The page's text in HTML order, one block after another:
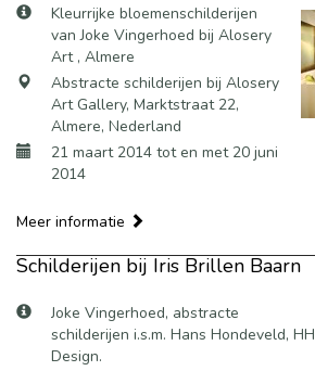
Kleurrijke bloemenschilderijen
van Joke Vingerhoed bij Alosery
Art , Almere
Abstracte schilderijen bij Alosery
Art Gallery, Marktstraat 22,
Almere, Nederland
21 maart 2014 tot en met 20 juni
2014
Meer informatie
Schilderijen bij Iris Brillen Baarn
Joke Vingerhoed, abstracte
schilderijen i.s.m. Hans Hondeveld, HH
Design.